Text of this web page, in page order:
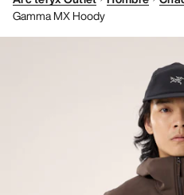
MUJERE
Gamma MX Hoody